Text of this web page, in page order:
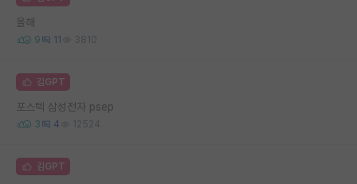
올해
9 11 3810
김GPT
포스텍 삼성전자 psep
3 4 12524
김GPT